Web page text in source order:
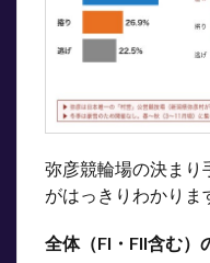
弥彦競輪場の決まり
がはっきりわかりま
全体（FI・FII含む）